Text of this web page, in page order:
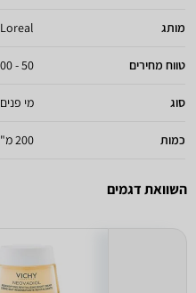
מותג Loreal
טווח מחירים 50 - 100 ₪
סוג מי פנים
כמות 200 מ"ל
השוואת דגמים